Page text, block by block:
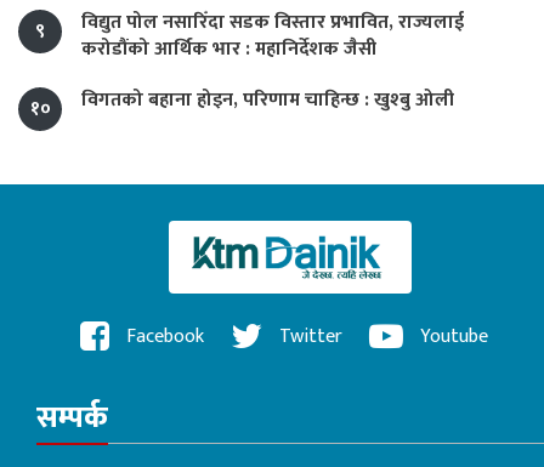
९
विद्युत पोल नसारिँदा सडक विस्तार प्रभावित, राज्यलाई
करोडौंको आर्थिक भार : महानिर्देशक जैसी
१०
विगतको बहाना होइन, परिणाम चाहिन्छ : खुश्बु ओली
Facebook Twitter Youtube
सम्पर्क